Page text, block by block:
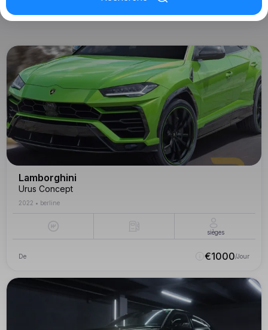
Lamborghini
Urus Concept
2022 • berline
sièges
De €1000/Jour